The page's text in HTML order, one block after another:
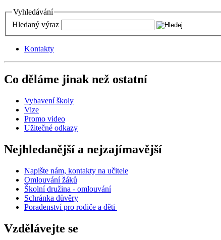
Vyhledávání
Hledaný výraz
Kontakty
Co děláme jinak než ostatní
Vybavení školy
Vize
Promo video
Užitečné odkazy
Nejhledanější a nejzajímavější
Napište nám, kontakty na učitele
Omlouvání žáků
Školní družina - omlouvání
Schránka důvěry
Poradenství pro rodiče a děti
Vzdělávejte se